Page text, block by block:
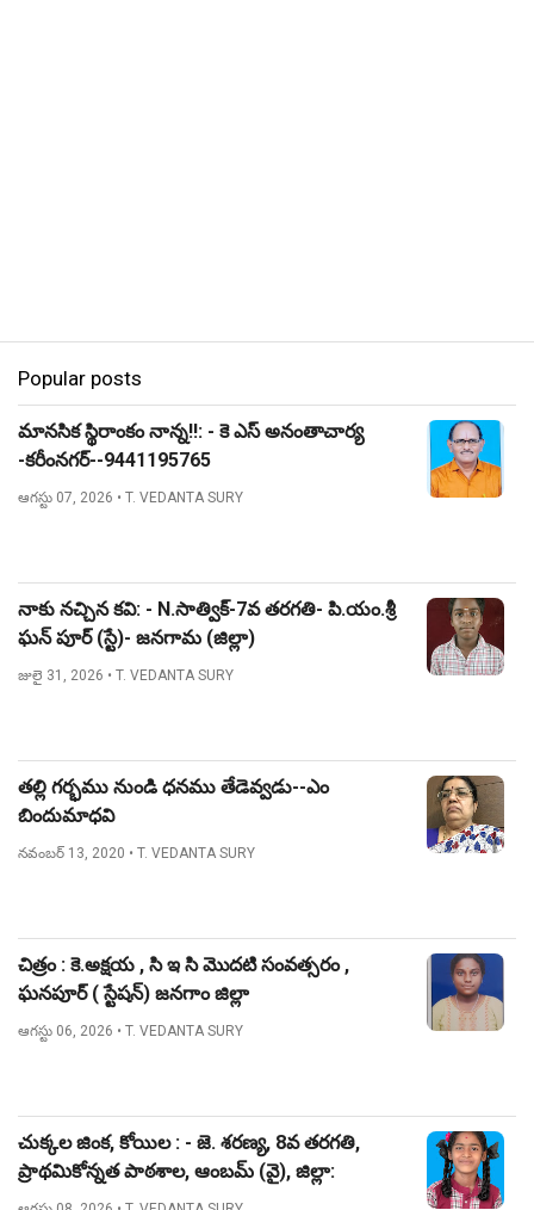
Popular posts
మానసిక స్థిరాంకం నాన్న!!: - కె ఎస్ అనంతాచార్య
-కరీంనగర్--9441195765
ఆగస్టు 07, 2026 • T. VEDANTA SURY
నాకు నచ్చిన కవి: - N.సాత్విక్-7వ తరగతి- పి.యం.శ్రీ
ఘన్ పూర్ (స్టే)- జనగామ (జిల్లా)
జులై 31, 2026 • T. VEDANTA SURY
తల్లి గర్భము నుండి ధనము తేడెవ్వడు--ఎం
బిందుమాధవి
నవంబర్ 13, 2020 • T. VEDANTA SURY
చిత్రం : కె.అక్షయ , సి ఇ సి మొదటి సంవత్సరం ,
ఘనపూర్ ( స్టేషన్) జనగాం జిల్లా
ఆగస్టు 06, 2026 • T. VEDANTA SURY
చుక్కల జింక, కోయిల : - జె. శరణ్య, 8వ తరగతి,
ప్రాథమికోన్నత పాఠశాల, ఆంబమ్ (వై), జిల్లా:
నిజామాబాద్.